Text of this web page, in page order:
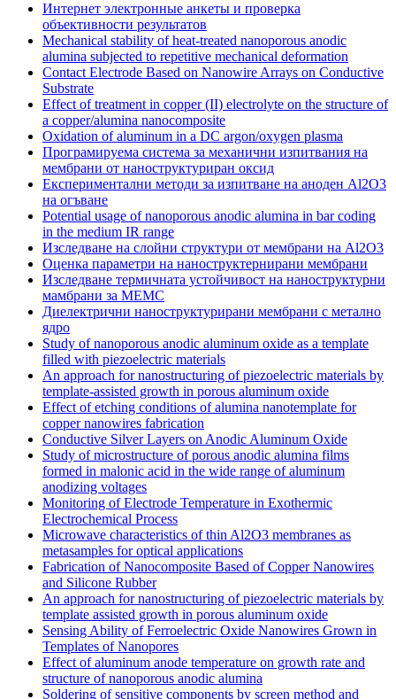
Интернет электронные анкеты и проверка
объективности результатов
Mechanical stability of heat-treated nanoporous anodic
alumina subjected to repetitive mechanical deformation
Contact Electrode Based on Nanowire Arrays on Conductive
Substrate
Effect of treatment in copper (II) electrolyte on the structure of
a copper/alumina nanocomposite
Oxidation of aluminum in a DC argon/oxygen plasma
Програмируема система за механични изпитвания на
мембрани от наноструктуриран оксид
Експериментални методи за изпитване на аноден Al2O3
на огъване
Potential usage of nanoporous anodic alumina in bar coding
in the medium IR range
Изследване на слойни структури от мембрани на Al2O3
Оценка параметри на наноструктернирани мембрани
Изследване термичната устойчивост на наноструктурни
мамбрани за МЕМС
Диелектрични наноструктурирани мембрани с метално
ядро
Study of nanoporous anodic aluminum oxide as a template
filled with piezoelectric materials
An approach for nanostructuring of piezoelectric materials by
template-assisted growth in porous aluminum oxide
Effect of etching conditions of alumina nanotemplate for
copper nanowires fabrication
Conductive Silver Layers on Anodic Aluminum Oxide
Study of microstructure of porous anodic alumina films
formed in malonic acid in the wide range of aluminum
anodizing voltages
Monitoring of Electrode Temperature in Exothermic
Electrochemical Process
Microwave characteristics of thin Al2O3 membranes as
metasamples for optical applications
Fabrication of Nanocomposite Based of Copper Nanowires
and Siliconе Rubber
An approach for nanostructuring of piezoelectric materials by
template assisted growth in porous aluminum oxide
Sensing Ability of Ferroelectric Oxide Nanowires Grown in
Templates of Nanopores
Effect of aluminum anode temperature on growth rate and
structure of nanoporous anodic alumina
Soldering of sensitive components by screen method and